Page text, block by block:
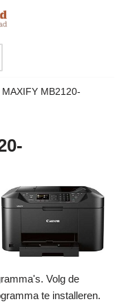
MB2120-
Volg de
te installeren.